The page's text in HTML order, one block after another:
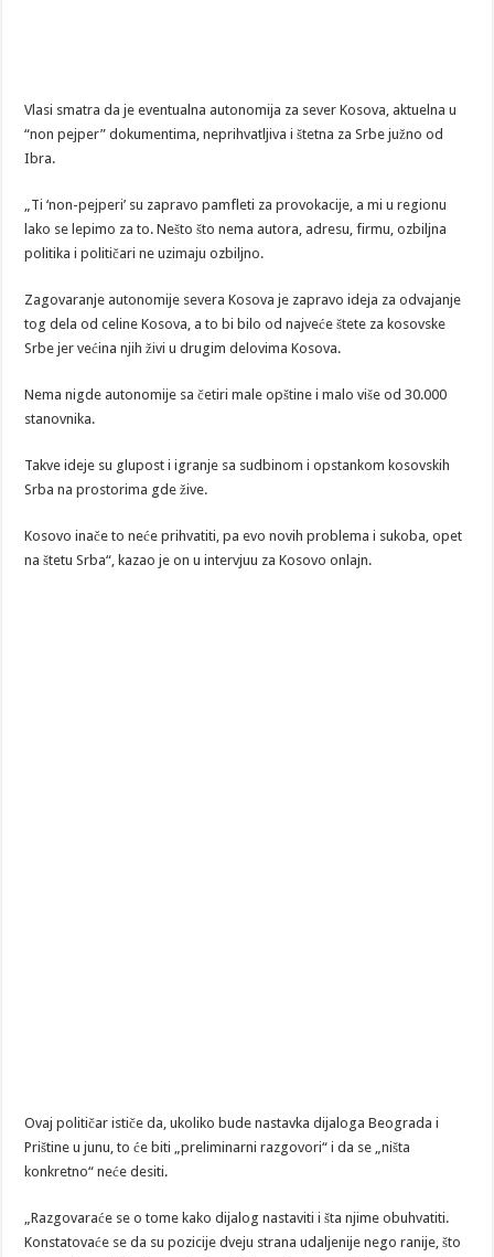
Vlasi smatra da je eventualna autonomija za sever Kosova, aktuelna u
“non pejper” dokumentima, neprihvatljiva i štetna za Srbe južno od
Ibra.
„Ti ‘non-pejperi’ su zapravo pamfleti za provokacije, a mi u regionu
lako se lepimo za to. Nešto što nema autora, adresu, firmu, ozbiljna
politika i političari ne uzimaju ozbiljno.
Zagovaranje autonomije severa Kosova je zapravo ideja za odvajanje
tog dela od celine Kosova, a to bi bilo od najveće štete za kosovske
Srbe jer većina njih živi u drugim delovima Kosova.
Nema nigde autonomije sa četiri male opštine i malo više od 30.000
stanovnika.
Takve ideje su glupost i igranje sa sudbinom i opstankom kosovskih
Srba na prostorima gde žive.
Kosovo inače to neće prihvatiti, pa evo novih problema i sukoba, opet
na štetu Srba“, kazao je on u intervjuu za Kosovo onlajn.
Ovaj političar ističe da, ukoliko bude nastavka dijaloga Beograda i
Prištine u junu, to će biti „preliminarni razgovori“ i da se „ništa
konkretno“ neće desiti.
„Razgovaraće se o tome kako dijalog nastaviti i šta njime obuhvatiti.
Konstatovaće se da su pozicije dveju strana udaljenije nego ranije, što